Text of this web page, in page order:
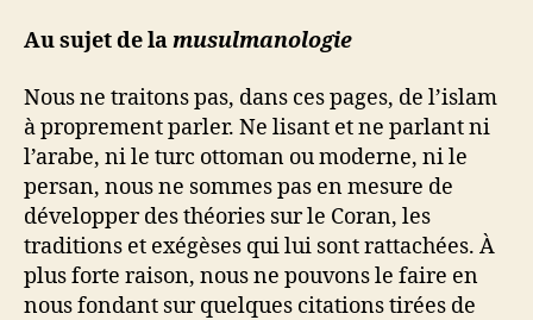
Au sujet de lamusulmanologie
Nous ne traitons pas, dans ces pages, de l’islam
à proprement parler. Ne lisant et ne parlant ni
l’arabe, ni le turc ottoman ou moderne, ni le
persan, nous ne sommes pas en mesure de
développer des théories sur le Coran, les
traditions et exégèses qui lui sont rattachées. À
plus forte raison, nous ne pouvons le faire en
nous fondant sur quelques citations tirées de